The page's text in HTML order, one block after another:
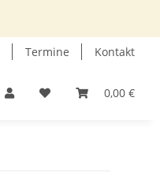
Termine Kontakt
0,00 €